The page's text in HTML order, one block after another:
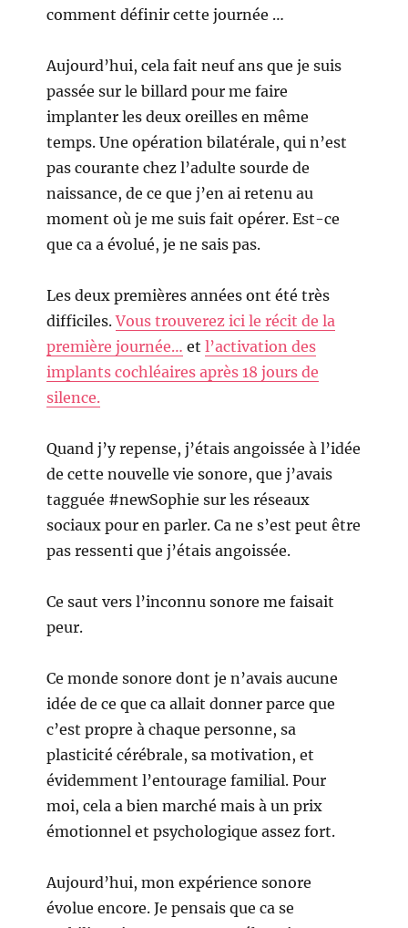
comment définir cette journée …
Aujourd’hui, cela fait neuf ans que je suis
passée sur le billard pour me faire
implanter les deux oreilles en même
temps. Une opération bilatérale, qui n’est
pas courante chez l’adulte sourde de
naissance, de ce que j’en ai retenu au
moment où je me suis fait opérer. Est-ce
que ca a évolué, je ne sais pas.
Les deux premières années ont été très
difficiles.Vous trouverez ici le récit de la
première journée… etl’activation des
implants cochléaires après 18 jours de
silence.
Quand j’y repense, j’étais angoissée à l’idée
de cette nouvelle vie sonore, que j’avais
tagguée #newSophie sur les réseaux
sociaux pour en parler. Ca ne s’est peut être
pas ressenti que j’étais angoissée.
Ce saut vers l’inconnu sonore me faisait
peur.
Ce monde sonore dont je n’avais aucune
idée de ce que ca allait donner parce que
c’est propre à chaque personne, sa
plasticité cérébrale, sa motivation, et
évidemment l’entourage familial. Pour
moi, cela a bien marché mais à un prix
émotionnel et psychologique assez fort.
Aujourd’hui, mon expérience sonore
évolue encore. Je pensais que ca se